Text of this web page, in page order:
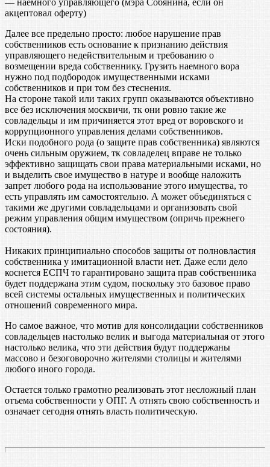
акцептовал оферту)
Далее все предельно просто: любое нарушение прав
собственников есть основание к признанию действия
управляющего недействительным и требованию о
возмещении вреда собственнику. Грузить наемного вора
нужно под подбородок имущественными исками
собственников и при том без стеснения.
На стороне такой или таких групп оказываются объективно
все без исключения москвичи, тк они ровно такие же
совладельцы и им причиняется этот вред от воровского и
коррупционного управления делами собственников.
Иски подобного рода (о защите прав собственника) являются
очень сильным оружием, тк совладелец вправе не только
эффективно защищать свои права материальными исками, но
и выделить свое имущество в натуре и вообще наложить
запрет любого рода на использование этого имущества, то
есть управлять им самостоятельно. А может объединяться с
такими же другими совладельцами и организовать свой
режим управления общим имуществом (опричь прежнего
состояния).
Никаких принципиально способов защиты от полновластия
собственника у имитационной власти нет. Даже если дело
коснется ЕСПЧ то гарантировано защита прав собственника
будет поддержана этим судом, поскольку это базовое право
всей системы остальных имущественных и политических
отношений современного мира.
Но самое важное, что мотив для консолидации собственников
совладельцев настолько велик и выгода материальная от этого
настолько велика, что эти действия будут поддержаны
массово и безоговорочно жителями столицы и жителями
любого иного города.
Остается только грамотно реализовать этот несложный план
отъема собственности у ОПГ. А отнять свою собственность и
означает сегодня отнять власть политическую.